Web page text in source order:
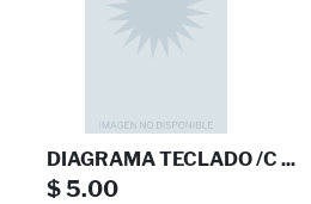
DIAGRAMA TECLADO /C ...
$ 5.00